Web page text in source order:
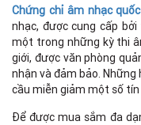
Chứng chỉ âm nhạc
nhạc, được cung cấp
một trong những kỳ thi
giới, được văn phòng
nhận và đảm bảo.
cầu miễn giảm một số tín
Để được mua sắm đa